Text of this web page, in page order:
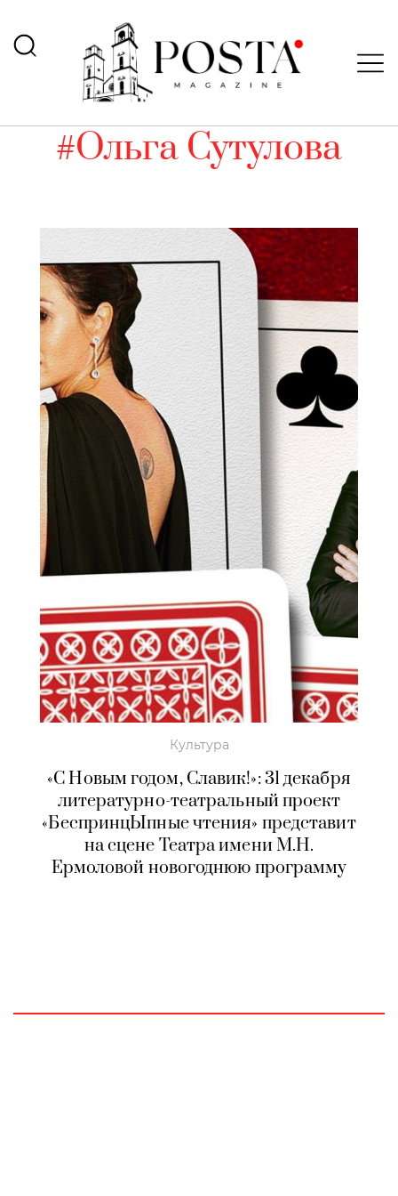
#Ольга Сутулова
Культура
«С Новым годом, Славик!»: 31 декабря
литературно-театральный проект
«БеспринцЫпные чтения» представит
на сцене Театра имени М.Н.
Ермоловой новогоднюю программу